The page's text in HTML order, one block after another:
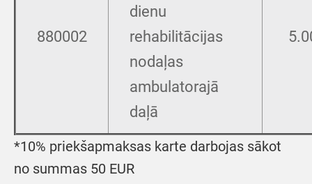
880002
dienu
rehabilitācijas
nodaļas
ambulatorajā
daļā
*10% priekšapmaksas karte darbojas sākot
no summas 50 EUR